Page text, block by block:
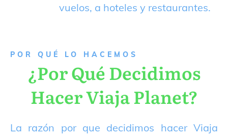
vuelos, a hoteles y restaurantes.
P OR QUÉ LO HACEMOS
¿Por Qué Decidimos
Hacer Viaja Planet?
La razón por que decidimos hacer Viaja